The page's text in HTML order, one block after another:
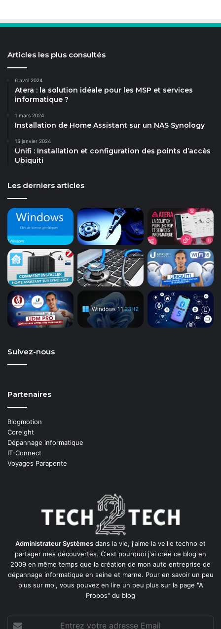
Articles les plus consultés
6 avril 2024
Atera : la solution idéale pour les MSP et services
informatique ?
1 mars 2024
Installation de Home Assistant sur un NAS Synology
15 janvier 2024
Unifi : Installation et configuration des points d’accès
Ubiquiti
Les derniers articles
Suivez-nous
Partenaires
Blogmotion
Coreight
Dépannage informatique
IT-Connect
Voyages Parapente
Administrateur Systèmes dans la vie, j'aime la veille techno et
partager mes découvertes. C'est pourquoi j'ai créé ce blog en
2009 en même temps que la création de mon auto entreprise de
dépannage informatique en seine et marne. Pour en savoir un peu
plus sur moi, vous pouvez en lire un peu plus sur la page "A
Propos" du blog
Entrez